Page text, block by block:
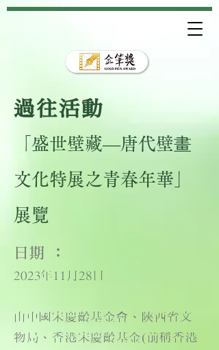
過往活動
「盛世壁藏—唐代壁畫
文化特展之青春年華」
展覽
日期 ：
2023年11月28日
由中國宋慶齡基金會、陜西省文
物局、香港宋慶齡基金(前稱香港